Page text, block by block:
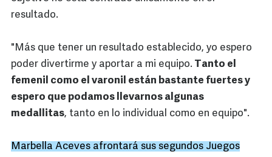
resultado.
"Más que tener un resultado establecido, yo espero
poder divertirme y aportar a mi equipo. Tanto el
femenil como el varonil están bastante fuertes y
espero que podamos llevarnos algunas
medallitas, tanto en lo individual como en equipo".
Marbella Aceves afrontará sus segundos Juegos